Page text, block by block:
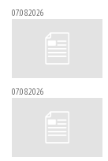
07.08.2026
07.08.2026